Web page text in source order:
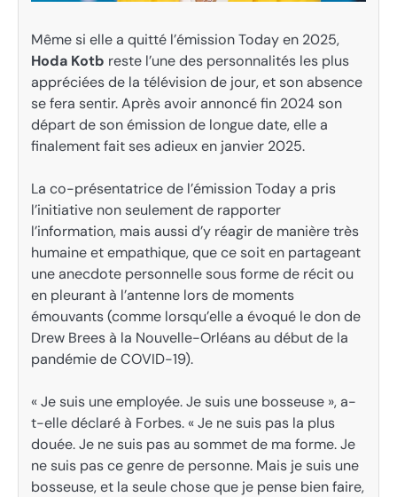
Même si elle a quitté l’émission Today en 2025,
Hoda Kotb reste l’une des personnalités les plus
appréciées de la télévision de jour, et son absence
se fera sentir. Après avoir annoncé fin 2024 son
départ de son émission de longue date, elle a
finalement fait ses adieux en janvier 2025.
La co-présentatrice de l’émission Today a pris
l’initiative non seulement de rapporter
l’information, mais aussi d’y réagir de manière très
humaine et empathique, que ce soit en partageant
une anecdote personnelle sous forme de récit ou
en pleurant à l’antenne lors de moments
émouvants (comme lorsqu’elle a évoqué le don de
Drew Brees à la Nouvelle-Orléans au début de la
pandémie de COVID-19).
« Je suis une employée. Je suis une bosseuse », a-
t-elle déclaré à Forbes. « Je ne suis pas la plus
douée. Je ne suis pas au sommet de ma forme. Je
ne suis pas ce genre de personne. Mais je suis une
bosseuse, et la seule chose que je pense bien faire,